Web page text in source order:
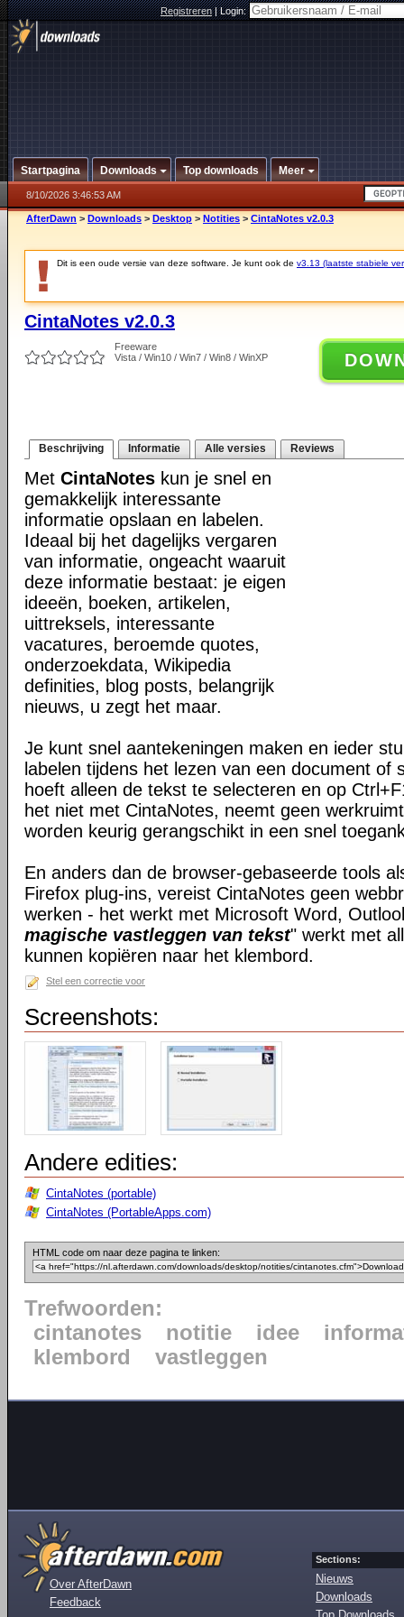
Registreren|Login:
Startpagina Downloads Top downloads Meer
8/10/2026 3:46:53 AM
AfterDawn > Downloads > Desktop > Notities > CintaNotes v2.0.3
Dit is een oude versie van deze software. Je kunt ook de v3.13 (laatste stabiele
CintaNotes v2.0.3
Freeware
Vista / Win10 / Win7 / Win8 / WinXP
Beschrijving Informatie Alle versies Reviews
Met CintaNotes kun je snel en
gemakkelijk interessante
informatie opslaan en labelen.
Ideaal bij het dagelijks vergaren
van informatie, ongeacht waaruit
deze informatie bestaat: je eigen
ideeën, boeken, artikelen,
uittreksels, interessante
vacatures, beroemde quotes,
onderzoekdata, Wikipedia
definities, blog posts, belangrijk
nieuws, u zegt het maar.
Je kunt snel aantekeningen maken en ieder
labelen tijdens het lezen van een document of
hoeft alleen de tekst te selecteren en op
het niet met CintaNotes, neemt geen
worden keurig gerangschikt in een snel
En anders dan de browser-gebaseerde tools
Firefox plug-ins, vereist CintaNotes geen
werken - het werkt met Microsoft Word,
magische vastleggen van tekst" werkt met
kunnen kopiëren naar het klembord.
Stel een correctie voor
Screenshots:
Andere edities:
CintaNotes (portable)
CintaNotes (PortableApps.com)
HTML code om naar deze pagina te linken:
Trefwoorden:
cintanotes
notitie idee
klembord
vastleggen
Over AfterDawn
Feedback
Sections:
Nieuws
Downloads